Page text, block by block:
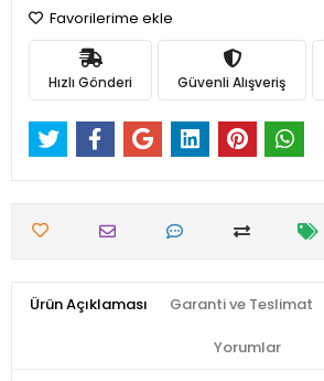
Favorilerime ekle
Hızlı Gönderi Güvenli Alışveriş
Ürün Açıklaması Garanti ve Teslimat
Yorumlar